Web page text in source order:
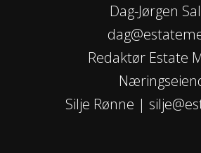
Dag-Jørgen
Redaktør Estate
Silje Rønne |